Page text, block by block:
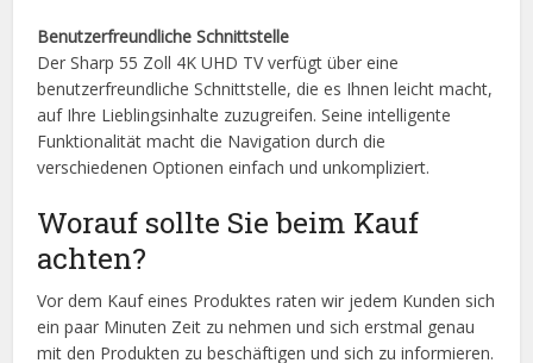
Benutzerfreundliche Schnittstelle
Der Sharp 55 Zoll 4K UHD TV verfügt über eine
benutzerfreundliche Schnittstelle, die es Ihnen leicht macht,
auf Ihre Lieblingsinhalte zuzugreifen. Seine intelligente
Funktionalität macht die Navigation durch die
verschiedenen Optionen einfach und unkompliziert.
Worauf sollte Sie beim Kauf
achten?
Vor dem Kauf eines Produktes raten wir jedem Kunden sich
ein paar Minuten Zeit zu nehmen und sich erstmal genau
mit den Produkten zu beschäftigen und sich zu informieren.